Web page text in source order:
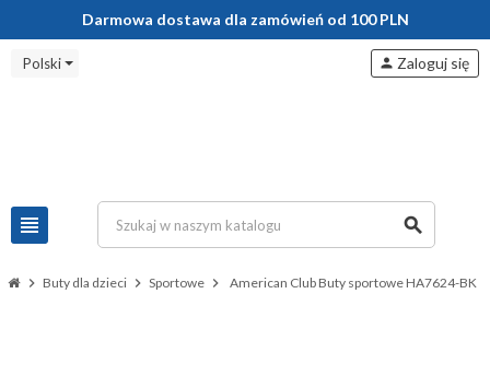
Darmowa dostawa dla zamówień od 100 PLN
Polski
view_headline search
person Zaloguj się
chevron_right Buty dla dzieci chevron_right Sportowe chevron_right American Club Buty sportowe HA7624-BK